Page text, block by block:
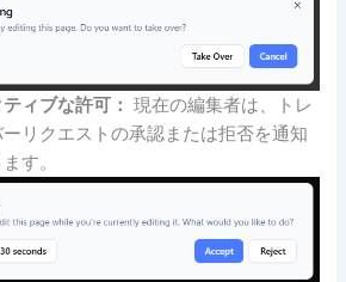
ィブな許可： 現在の編集者は、トレ
リクエストの承認または拒否を通知
す。